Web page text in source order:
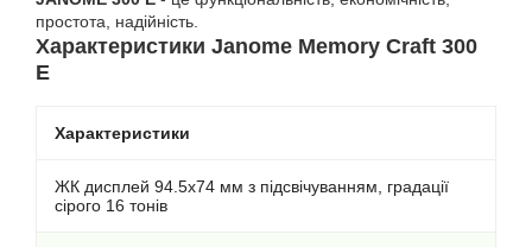
простота, надійність.
Характеристики Janome Memory Craft 300
E
Характеристики
ЖК дисплей 94.5x74 мм з підсвічуванням, градації
сірого 16 тонів